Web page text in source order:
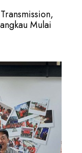
Mulai